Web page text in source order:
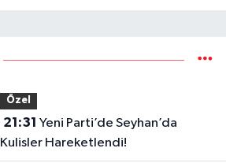
Özel
21:31
Kulisler Hareketlendi!